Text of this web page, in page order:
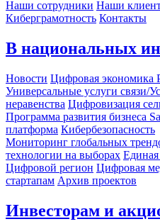
Наши сотрудники Наши
Киберграмотность Контакты
В национальных
Новости Цифровая экономика
Универсальные услуги связи/
неравенства Цифровизация
Программа развития бизнеса
платформа Кибербезопасность
Мониторинг глобальных
технологии на выборах Единая
Цифровой регион Цифровая
стартапам Архив проектов
Инвесторам и